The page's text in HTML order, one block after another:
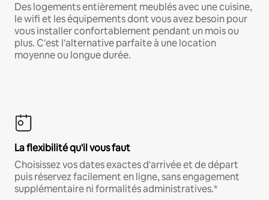
Des logements entièrement meublés avec une cuisine,
le wifi et les équipements dont vous avez besoin pour
vous installer confortablement pendant un mois ou
plus. C'est l'alternative parfaite à une location
moyenne ou longue durée.
La flexibilité qu'il vous faut
Choisissez vos dates exactes d'arrivée et de départ
puis réservez facilement en ligne, sans engagement
supplémentaire ni formalités administratives.*